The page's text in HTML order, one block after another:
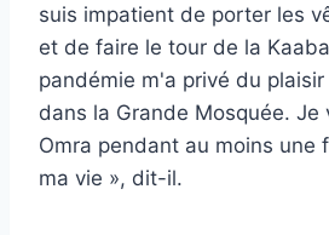
suis impatient de porter les
et de faire le tour de la
pandémie m'a privé du
dans la Grande Mosquée. Je
Omra pendant au moins une
ma vie », dit-il.